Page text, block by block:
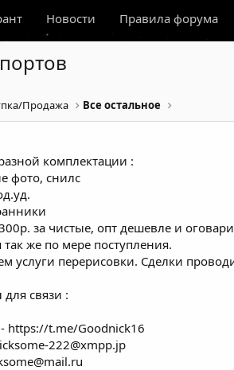
Новости Правила форума
Продажа Все остальное
комплектации :
фото, снилc
за чистые, опт дешевле и
так же по мере поступления.
услуги перерисовки. Сделки
для связи :
https://t.me/Goodnick16
222@xmpp.jp